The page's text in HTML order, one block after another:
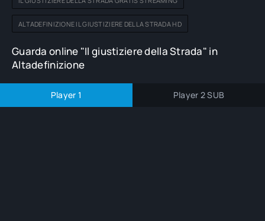
ALTADEFINIZIONE IL GIUSTIZIERE DELLA STRADA HD
Guarda online "Il giustiziere della Strada" in
Altadefinizione
Player 1 Player 2 SUB